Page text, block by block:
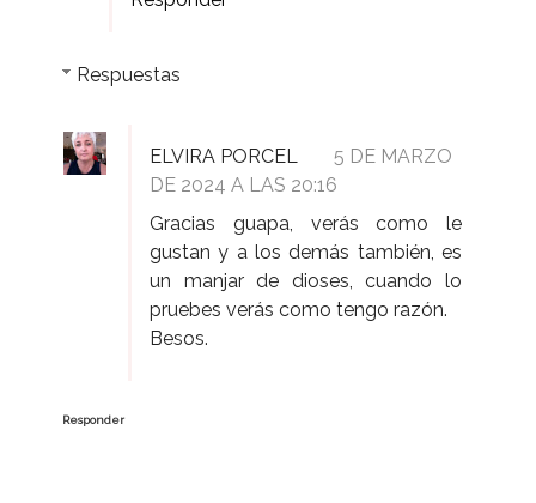
Respuestas
ELVIRA PORCEL
5 DE MARZO
DE 2024 A LAS 20:16
Gracias guapa, verás como le
gustan y a los demás también, es
un manjar de dioses, cuando lo
pruebes verás como tengo razón.
Besos.
Responder